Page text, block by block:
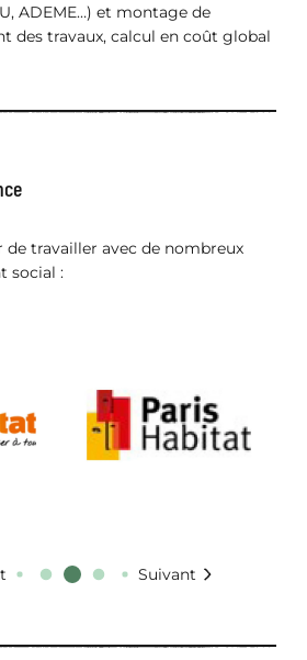
ADEME…) et montage de
des travaux, calcul en coût global
de travailler avec de nombreux
social :
Suivant